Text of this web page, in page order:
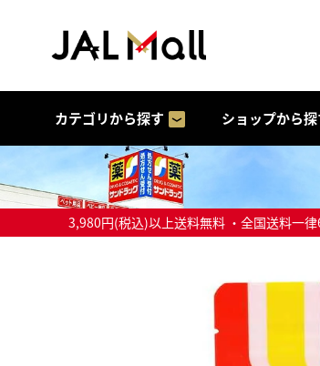
カテゴリから探す ショップから探
3,980円(税込)以上送料無料 ・全国送料一